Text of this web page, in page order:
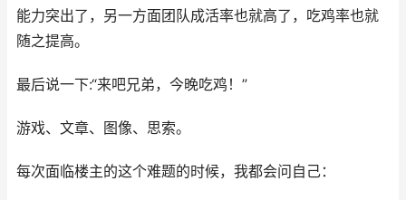
能力突出了，另一方面团队成活率也就高了，吃鸡率也就
随之提高。
最后说一下:“来吧兄弟，今晚吃鸡！”
游戏、文章、图像、思索。
每次面临楼主的这个难题的时候，我都会问自己：